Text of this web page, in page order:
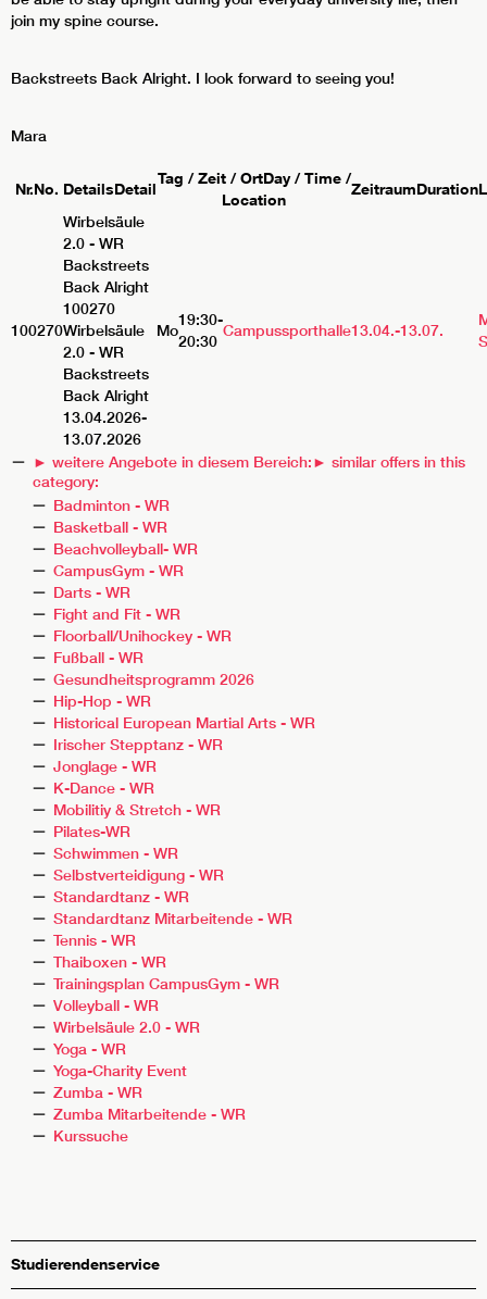
join my spine course.
Backstreets Back Alright. I look forward to seeing you!
Mara
Nr.No. DetailsDetail
Tag / Zeit / OrtDay / Time /
Location
ZeitraumDuration
100270
Wirbelsäule
2.0 - WR
Backstreets
Back Alright
100270
Wirbelsäule
2.0 - WR
Backstreets
Back Alright
13.04.2026-
13.07.2026
Mo
19:30-
20:30
Campussporthalle13.04.-13.07.
► weitere Angebote in diesem Bereich:► similar offers in this
category:
Badminton - WR
Basketball - WR
Beachvolleyball- WR
CampusGym - WR
Darts - WR
Fight and Fit - WR
Floorball/Unihockey - WR
Fußball - WR
Gesundheitsprogramm 2026
Hip-Hop - WR
Historical European Martial Arts - WR
Irischer Stepptanz - WR
Jonglage - WR
K-Dance - WR
Mobilitiy & Stretch - WR
Pilates-WR
Schwimmen - WR
Selbstverteidigung - WR
Standardtanz - WR
Standardtanz Mitarbeitende - WR
Tennis - WR
Thaiboxen - WR
Trainingsplan CampusGym - WR
Volleyball - WR
Wirbelsäule 2.0 - WR
Yoga - WR
Yoga-Charity Event
Zumba - WR
Zumba Mitarbeitende - WR
Kurssuche
Studierendenservice